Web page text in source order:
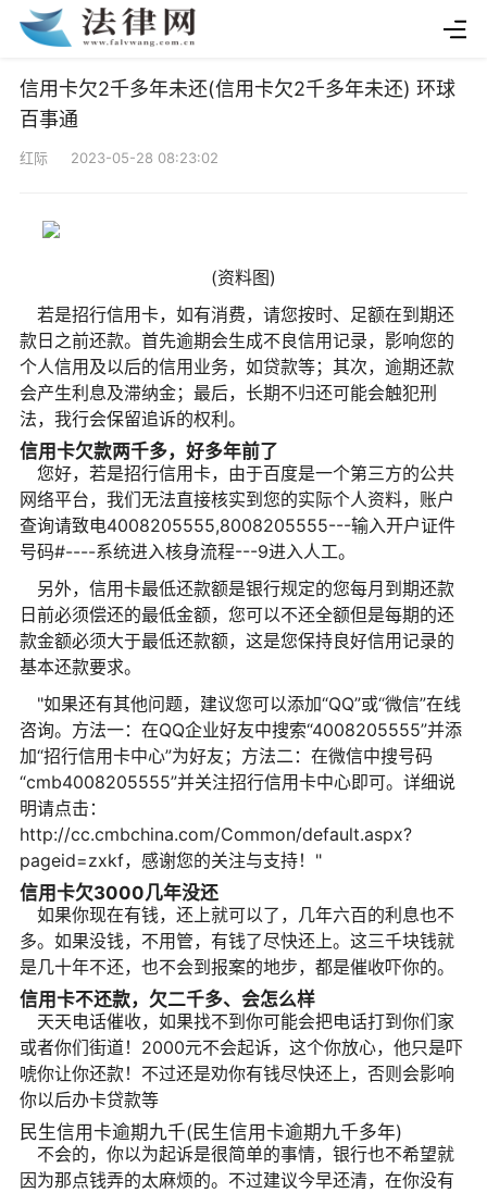
信用卡欠2千多年未还(信用卡欠2千多年未还) 环球
百事通
红际 2023-05-28 08:23:02
(资料图)
若是招行信用卡，如有消费，请您按时、足额在到期还
款日之前还款。首先逾期会生成不良信用记录，影响您的
个人信用及以后的信用业务，如贷款等；其次，逾期还款
会产生利息及滞纳金；最后，长期不归还可能会触犯刑
法，我行会保留追诉的权利。
信用卡欠款两千多，好多年前了
您好，若是招行信用卡，由于百度是一个第三方的公共
网络平台，我们无法直接核实到您的实际个人资料，账户
查询请致电4008205555,8008205555---输入开户证件
号码#----系统进入核身流程---9进入人工。
另外，信用卡最低还款额是银行规定的您每月到期还款
日前必须偿还的最低金额，您可以不还全额但是每期的还
款金额必须大于最低还款额，这是您保持良好信用记录的
基本还款要求。
"如果还有其他问题，建议您可以添加“QQ”或“微信”在线
咨询。方法一：在QQ企业好友中搜索“4008205555”并添
加“招行信用卡中心”为好友；方法二：在微信中搜号码
“cmb4008205555”并关注招行信用卡中心即可。详细说
明请点击：
http://cc.cmbchina.com/Common/default.aspx?
pageid=zxkf，感谢您的关注与支持！"
信用卡欠3000几年没还
如果你现在有钱，还上就可以了，几年六百的利息也不
多。如果没钱，不用管，有钱了尽快还上。这三千块钱就
是几十年不还，也不会到报案的地步，都是催收吓你的。
信用卡不还款，欠二千多、会怎么样
天天电话催收，如果找不到你可能会把电话打到你们家
或者你们街道！2000元不会起诉，这个你放心，他只是吓
唬你让你还款！不过还是劝你有钱尽快还上，否则会影响
你以后办卡贷款等
民生信用卡逾期九千(民生信用卡逾期九千多年)
不会的，你以为起诉是很简单的事情，银行也不希望就
因为那点钱弄的太麻烦的。不过建议今早还清，在你没有